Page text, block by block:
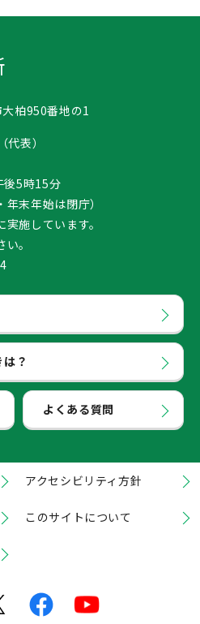
柏950番地の1
表）
5時15分
年末年始は閉庁）
施しています。
。
？
よくある質問
アクセシビリティ方針
このサイトについて